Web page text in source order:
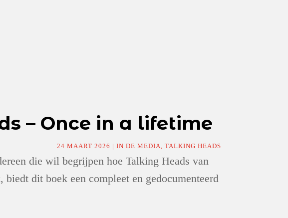
– Once in a lifetime
24 MAART 2026 | IN DE MEDIA, TALKING HEADS
die wil begrijpen hoe Talking Heads van
dit boek een compleet en gedocumenteerd